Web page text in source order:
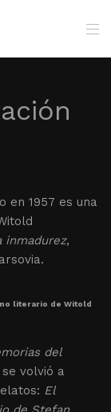
en 1957 es una
inmadurez,
literario de Witold
del
volvió a
El